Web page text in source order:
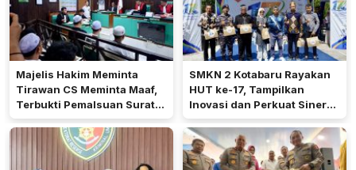
Majelis Hakim Meminta
Tirawan CS Meminta Maaf,
Terbukti Pemalsuan Surat
Tanah di Lahan PT AGM
SMKN 2 Kotabaru Rayakan
HUT ke-17, Tampilkan
Inovasi dan Perkuat Sinergi
dengan Masyarakat